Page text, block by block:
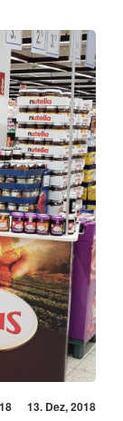
13. Dez, 2018